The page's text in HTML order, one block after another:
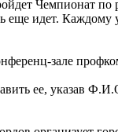
Чемпионат по
идет. Каждому
зале
ее, указав